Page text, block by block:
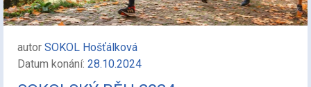
autor SOKOL Hošťálková
Datum konání: 28.10.2024